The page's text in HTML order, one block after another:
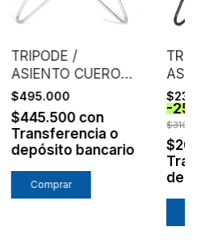
TRIPODE /
ASIENTO CUERO
VAQUETA /
ESTRUCTURA
CROMO
$495.000
$445.500 con
Transferencia o
depósito bancario
Comprar
-25